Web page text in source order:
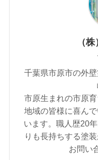
（
千葉県市原市の外
市原生まれの市原
地域の皆様に喜ん
います。職人歴20
りも長持ちする塗
お問い